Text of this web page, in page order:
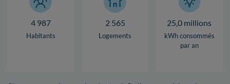
4 987
Habitants
2 565
Logements
25,0 millions
kWh consommés
par an